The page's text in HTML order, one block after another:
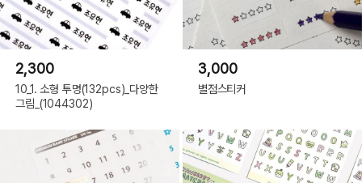
2,300
10_1. 소형 투명(132pcs)_다양한
그림_(1044302)
3,000
별점스티커